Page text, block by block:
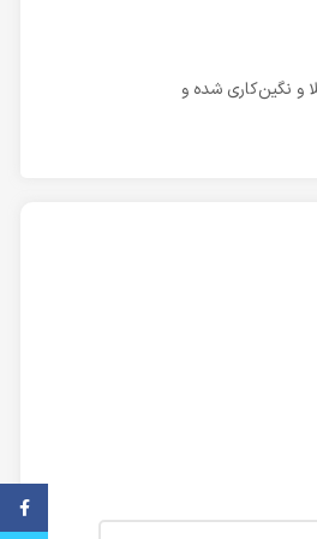
و نگین‌کاری شده و
فیس